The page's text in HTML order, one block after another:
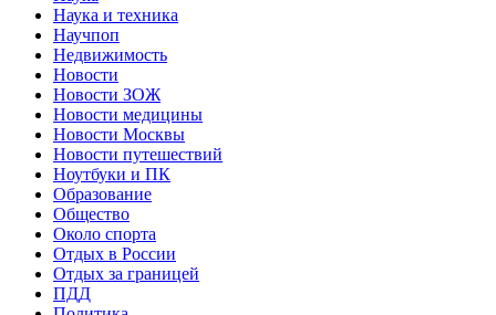
Наука и техника
Научпоп
Недвижимость
Новости
Новости ЗОЖ
Новости медицины
Новости Москвы
Новости путешествий
Ноутбуки и ПК
Образование
Общество
Около спорта
Отдых в России
Отдых за границей
ПДД